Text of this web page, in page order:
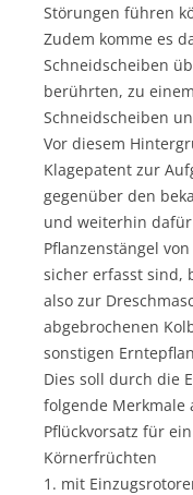
Störungen führen
Zudem komme es
Schneidscheiben
berührten, zu
Schneidscheiben
Vor diesem
Klagepatent zur
gegenüber den
und weiterhin dafür
Pflanzenstängel
sicher erfasst sind,
also zur
abgebrochenen
sonstigen
Dies soll durch die
folgende Merkmale
Pflückvorsatz für
Körnerfrüchten
1. mit